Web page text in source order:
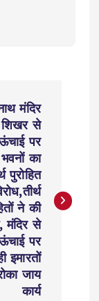
मंदिर
से
पर
का
पुरोहित
ने की
मंदिर से
पर
इमारतों
जाय
कार्य